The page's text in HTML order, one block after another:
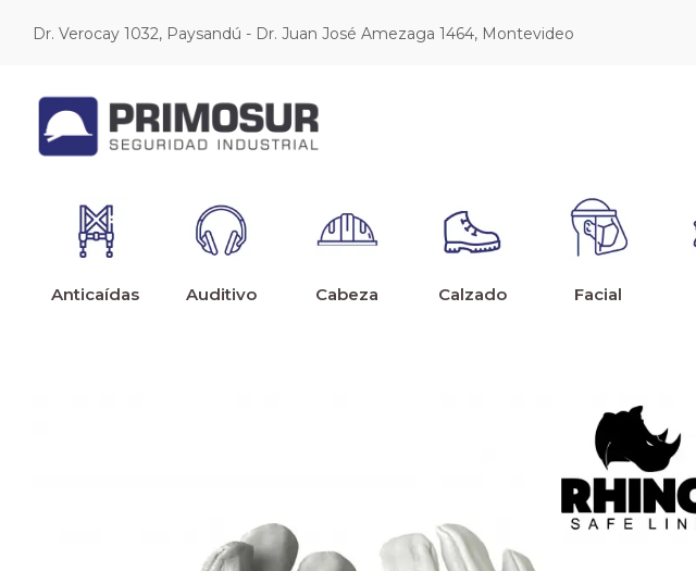
Dr. Verocay 1032, Paysandú - Dr. Juan José Amezaga 1464, Montevideo
Anticaídas Auditivo Cabeza Calzado Facial